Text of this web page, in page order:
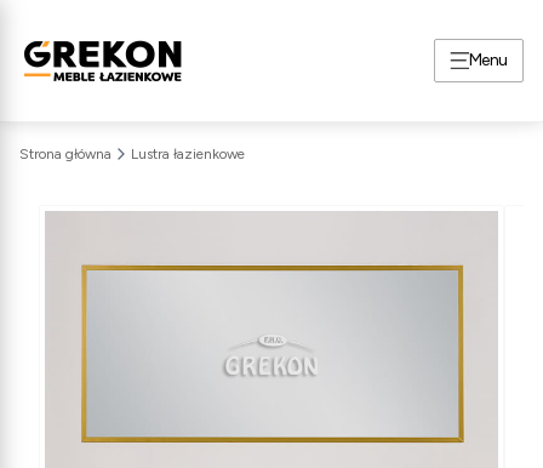
Menu
Strona główna Lustra łazienkowe